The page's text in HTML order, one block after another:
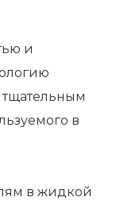
и
тщательным
в
в жидкой